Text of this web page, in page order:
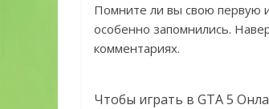
Помните ли вы свою первую
особенно запомнились.
комментариях.
Чтобы играть в GTA 5